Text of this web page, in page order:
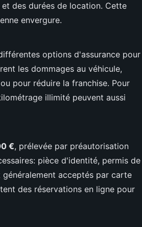
des durées de location. Cette
envergure.
options d'assurance pour
les dommages au véhicule,
pour réduire la franchise. Pour
illimité peuvent aussi
€, prélevée par préautorisation
pièce d'identité, permis de
acceptés par carte
des réservations en ligne pour